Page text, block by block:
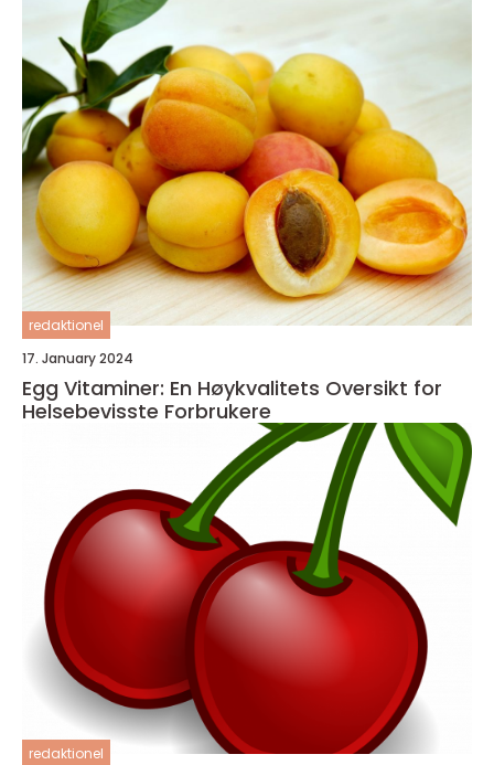
redaktionel
17. January 2024
Egg Vitaminer: En Høykvalitets Oversikt for
Helsebevisste Forbrukere
redaktionel